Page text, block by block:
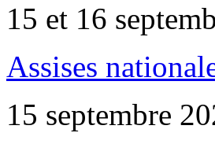
15 et 16
Assises
15 septembre